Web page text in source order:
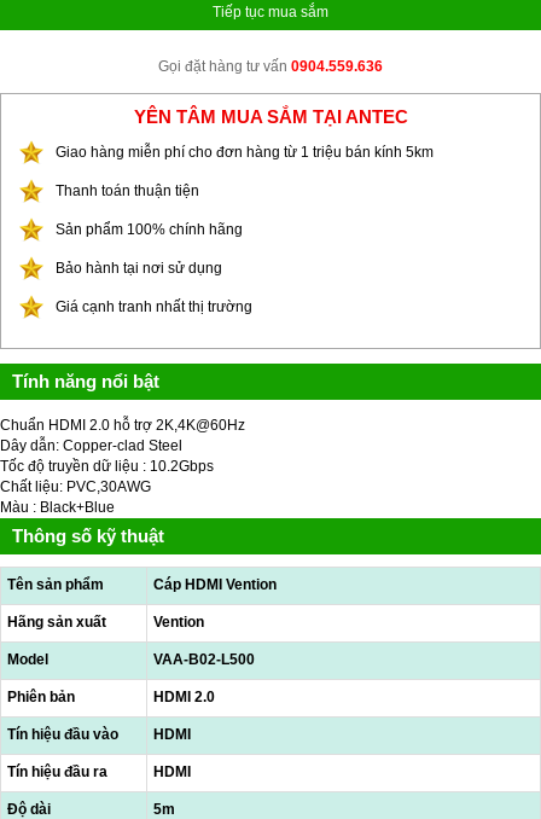
Tiếp tục mua sắm
Gọi đặt hàng tư vấn 0904.559.636
YÊN TÂM MUA SẮM TẠI ANTEC
Giao hàng miễn phí cho đơn hàng từ 1 triệu bán kính 5km
Thanh toán thuận tiện
Sản phẩm 100% chính hãng
Bảo hành tại nơi sử dụng
Giá cạnh tranh nhất thị trường
Tính năng nổi bật
Chuẩn HDMI 2.0 hỗ trợ 2K,4K@60Hz
Dây dẫn: Copper-clad Steel
Tốc độ truyền dữ liệu : 10.2Gbps
Chất liệu: PVC,30AWG
Màu : Black+Blue
Thông số kỹ thuật
Tên sản phẩm Cáp HDMI Vention
Hãng sản xuất Vention
Model VAA-B02-L500
Phiên bản HDMI 2.0
Tín hiệu đầu vào HDMI
Tín hiệu đầu ra HDMI
Độ dài 5m